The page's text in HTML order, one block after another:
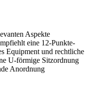
Aspekte
eine 12-Punkte-
Equipment und rechtliche
U-förmige Sitzordnung
Anordnung